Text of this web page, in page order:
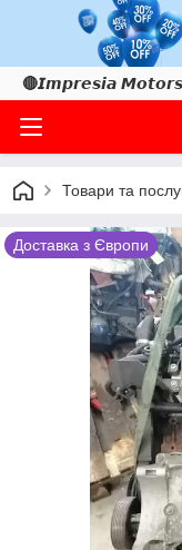
🔴𝙄𝙢𝙥𝙧𝙚𝙨𝙞𝙖 𝙈𝙤𝙩𝙤𝙧𝙨
Товари та
Доставка з Європи